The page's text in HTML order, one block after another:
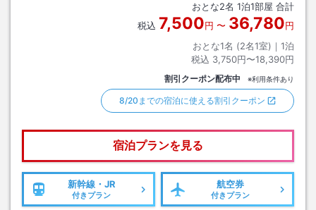
おとな2名 1泊1部屋 合計
税込 7,500円 〜 36,780円
おとな1名 (2名1室)｜ 1泊
税込 3,750円〜18,390円
割引クーポン配布中 ※利用条件あり
8/20までの宿泊に使える割引クーポン
宿泊プランを見る
新幹線・JR
付きプラン
航空券
付きプラン